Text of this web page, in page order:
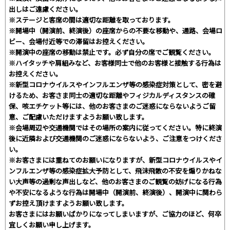
出しはご遠慮ください。
※ステージと客席の間は適切な距離を取っております。
※開場中（開演前、終演後）の座席からの不要な移動や、通路、会場ロ
ビー、会場付近等での滞留はお控えください。
※開演中の座席の移動は禁止です。必ず自分の席でご観覧ください。
※ハイタッチや肩組みなど、お客様同士で他のお客様と接触する行為は
お控えください。
※新型コロナウイルスやインフルエンザ等の感染症対策として、密を避
けるため、お客さま同士の適切な距離やフィジカルディスタンスの確
保、咳エチケット等には、他のお客さまのご迷惑にならないようご留
意、ご配慮いただけますようお願い致します。
※会場周辺や交通機関ではその場所の案内に従ってください。特に終演
後に近隣および交通機関のご迷惑にならないよう、ご注意をつけくださ
い。
※お客さまには重ねてのお願いになりますが、新型コロナウイルスやイ
ンフルエンザ等の感染症拡大予防として、飛沫飛散の不安を煽りかねな
い大声等の過剰な声出しなど、他のお客さまのご観覧の妨げになる行為
や不安になるような行為は開場中（開演前、終演後）、開演中に関わら
ずお控え頂けますようお願い致します。
お客さまにはお願いばかりになってしまいますが、ご協力のほど、何卒
宜しくお願い申し上げます。